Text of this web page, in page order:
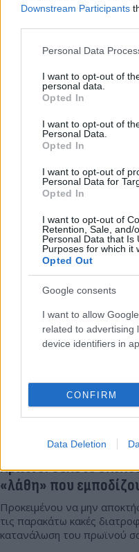
Downstream Participants
Please note that this
not limited to your visit or
grant or deny consent to
use your data for below
consent section.
Personal Data
I want to opt-out of
personal data.
Opted In
I want to opt-out of
Personal Data.
Opted In
I want to opt-out of
Personal Data for
Opted In
I want to opt-out of
Retention, Sale, and/
Personal Data that Is
Purposes for which it
Opted Out
Google consents
I want to allow
related to advertising
device identifiers in
CONFIRM
Data Deletion
Νέα έρευνα: Αυτό το
μας βλάπτει σοβαρά
λίπους στο σώμα, που δεν
ορισμός της παχυσαρκίας.
25.01.2025 17:56
Πρωινό: Θέλετε
«λάθη» που
Προκειμένου να μην
τις παρακάτω κακές
κατανάλωση του πρωϊνού